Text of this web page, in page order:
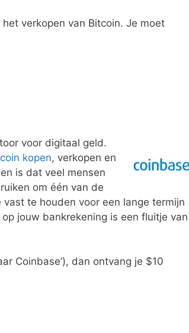
verkopen van Bitcoin. Je moet
voor digitaal geld.
kopen, verkopen en
is dat veel mensen
om één van de
te houden voor een lange termijn
jouw bankrekening is een fluitje van
Coinbase’), dan ontvang je $10